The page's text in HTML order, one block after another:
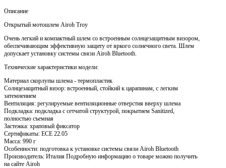
Описание
Открытый мотошлем Airoh Troy
Очень легкий и компактный шлем со встроенным солнцезащитным визором,
обеспечивающим эффективную защиту от яркого солнечного света. Шлем
допускает установку системы связи Airoh Bluetooth.
Технические характеристики модели:
Материал скорлупы шлема - термопластик
Солнцезащитный визор: встроенный, стойкий к царапинам, с легким
затемнением
Вентиляция: регулируемые вентиляционные отверстия вверху шлема
Подкладка: подкладка с сетчатой структурой, покрытием Sanitized,
полностью съемная
Застежка: храповый фиксатор
Сертификаты: ECE 22.05
Масса: 990 г
Особенности: подготовка к установке системы связи Airoh Bluetooth
Производитель: Италия Подробную информацию о товаре можно получить
на сайте Airoh